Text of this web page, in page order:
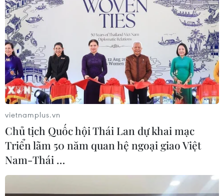
Thủ tướng giao các Bộ: Lao động-Thương binh và Xã
hội, Giáo dục và Đào tạo, Tư pháp có giải pháp cụ thể
lo cho bà con Việt kiều Campuchia nghèo sống ở đầu
sông Sài Gòn có quốc tịch và được học hành.
vietnamplus.vn
Chủ tịch Quốc hội Thái Lan dự khai mạc
Triển lãm 50 năm quan hệ ngoại giao Việt
Nam-Thái …